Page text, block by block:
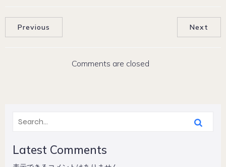
Previous Next
Comments are closed
Latest Comments